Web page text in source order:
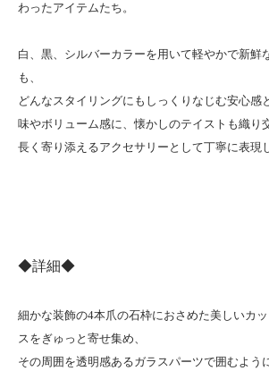
わったアイテムたち。
白、黒、シルバーカラーを用いて軽やかで新鮮
も、
どんなスタイリングにもしっくりなじむ安心感
味やボリューム感に、懐かしのテイストも織り
長く寄り添えるアクセサリーとして丁寧に表現
◆詳細◆
細かな装飾の4本爪の石枠におさめた美しいカ
スをぎゅっと寄せ集め、
その周囲を透明感あるガラスパーツで囲むよう